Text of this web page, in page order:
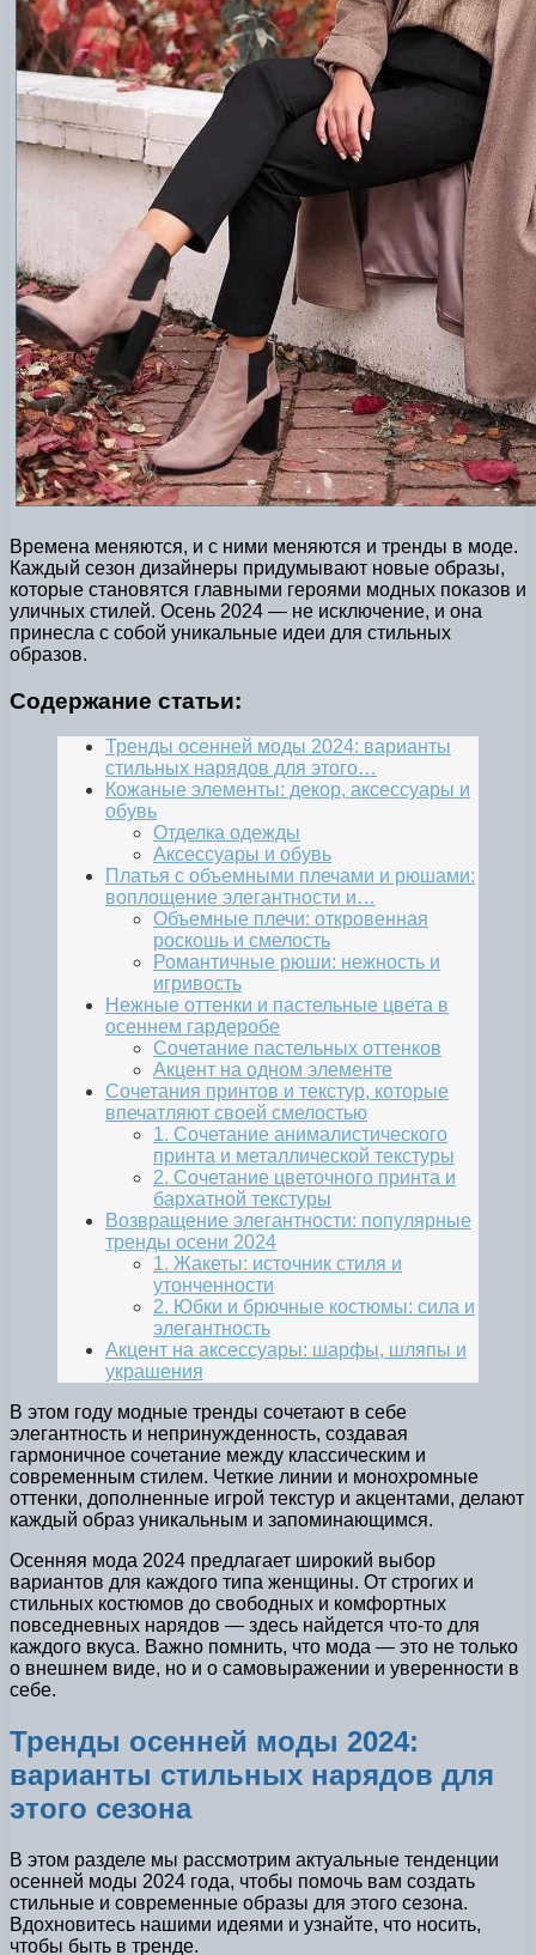
Времена меняются, и с ними меняются и тренды в моде.
Каждый сезон дизайнеры придумывают новые образы,
которые становятся главными героями модных показов и
уличных стилей. Осень 2024 — не исключение, и она
принесла с собой уникальные идеи для стильных
образов.
Содержание статьи:
Тренды осенней моды 2024: варианты
стильных нарядов для этого…
Кожаные элементы: декор, аксессуары и
обувь
Отделка одежды
Аксессуары и обувь
Платья с объемными плечами и рюшами:
воплощение элегантности и…
Объемные плечи: откровенная
роскошь и смелость
Романтичные рюши: нежность и
игривость
Нежные оттенки и пастельные цвета в
осеннем гардеробе
Сочетание пастельных оттенков
Акцент на одном элементе
Сочетания принтов и текстур, которые
впечатляют своей смелостью
1. Сочетание анималистического
принта и металлической текстуры
2. Сочетание цветочного принта и
бархатной текстуры
Возвращение элегантности: популярные
тренды осени 2024
1. Жакеты: источник стиля и
утонченности
2. Юбки и брючные костюмы: сила и
элегантность
Акцент на аксессуары: шарфы, шляпы и
украшения
В этом году модные тренды сочетают в себе
элегантность и непринужденность, создавая
гармоничное сочетание между классическим и
современным стилем. Четкие линии и монохромные
оттенки, дополненные игрой текстур и акцентами, делают
каждый образ уникальным и запоминающимся.
Осенняя мода 2024 предлагает широкий выбор
вариантов для каждого типа женщины. От строгих и
стильных костюмов до свободных и комфортных
повседневных нарядов — здесь найдется что-то для
каждого вкуса. Важно помнить, что мода — это не только
о внешнем виде, но и о самовыражении и уверенности в
себе.
Тренды осенней моды 2024:
варианты стильных нарядов для
этого сезона
В этом разделе мы рассмотрим актуальные тенденции
осенней моды 2024 года, чтобы помочь вам создать
стильные и современные образы для этого сезона.
Вдохновитесь нашими идеями и узнайте, что носить,
чтобы быть в тренде.